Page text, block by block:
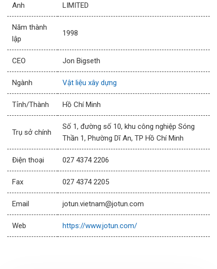
Anh
LIMITED
Năm thành
lập
1998
CEO Jon Bigseth
Ngành Vật liệu xây dựng
Tỉnh/Thành Hồ Chí Minh
Trụ sở chính
Số 1, đường số 10, khu công nghiệp Sóng
Thần 1, Phường Dĩ An, TP Hồ Chí Minh
Điện thoại 027 4374 2206
Fax 027 4374 2205
Email jotun.vietnam@jotun.com
Web https://www.jotun.com/